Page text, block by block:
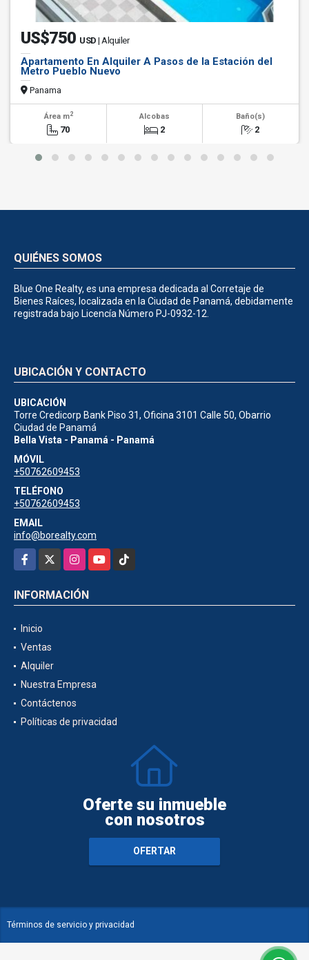
US$750 USD | Alquiler
Apartamento En Alquiler A Pasos de la Estación del
Metro Pueblo Nuevo
Panama
Área m2
70
Alcobas
2
Baño(s)
2
QUIÉNES SOMOS
Blue One Realty, es una empresa dedicada al Corretaje de
Bienes Raíces, localizada en la Ciudad de Panamá, debidamente
registrada bajo Licencía Número PJ-0932-12.
UBICACIÓN Y CONTACTO
UBICACIÓN
Torre Credicorp Bank Piso 31, Oficina 3101 Calle 50, Obarrio
Ciudad de Panamá
Bella Vista - Panamá - Panamá
MÓVIL
+50762609453
TELÉFONO
+50762609453
EMAIL
info@borealty.com
Facebook
InstagramYouTubeTikTok
INFORMACIÓN
Inicio
Ventas
Alquiler
Nuestra Empresa
Contáctenos
Políticas de privacidad
Oferte su inmueble
con nosotros
OFERTAR
Términos de servicio y privacidad